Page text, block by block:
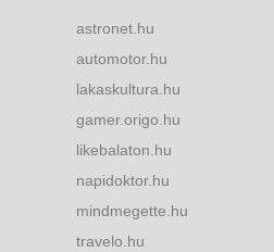
astronet.hu
automotor.hu
lakaskultura.hu
gamer.origo.hu
likebalaton.hu
napidoktor.hu
mindmegette.hu
travelo.hu